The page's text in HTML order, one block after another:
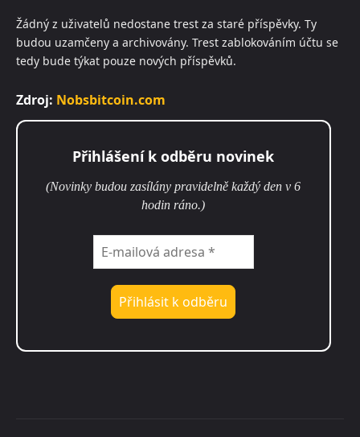
Žádný z uživatelů nedostane trest za staré příspěvky. Ty
budou uzamčeny a archivovány. Trest zablokováním účtu se
tedy bude týkat pouze nových příspěvků.
Zdroj: Nobsbitcoin.com
Přihlášení k odběru novinek
(Novinky budou zasílány pravidelně každý den v 6
hodin ráno.)